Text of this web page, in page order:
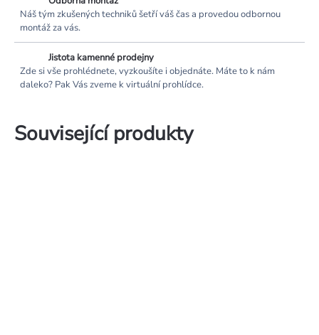
Náš tým zkušených techniků šetří váš čas a provedou odbornou
montáž za vás.
Jistota kamenné prodejny
Zde si vše prohlédnete, vyzkoušíte i objednáte. Máte to k nám
daleko? Pak Vás zveme k virtuální prohlídce.
Související produkty